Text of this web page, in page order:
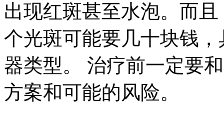
出现红斑甚至水泡。而
个光斑可能要几十块钱
器类型。 治疗前一定要
方案和可能的风险。